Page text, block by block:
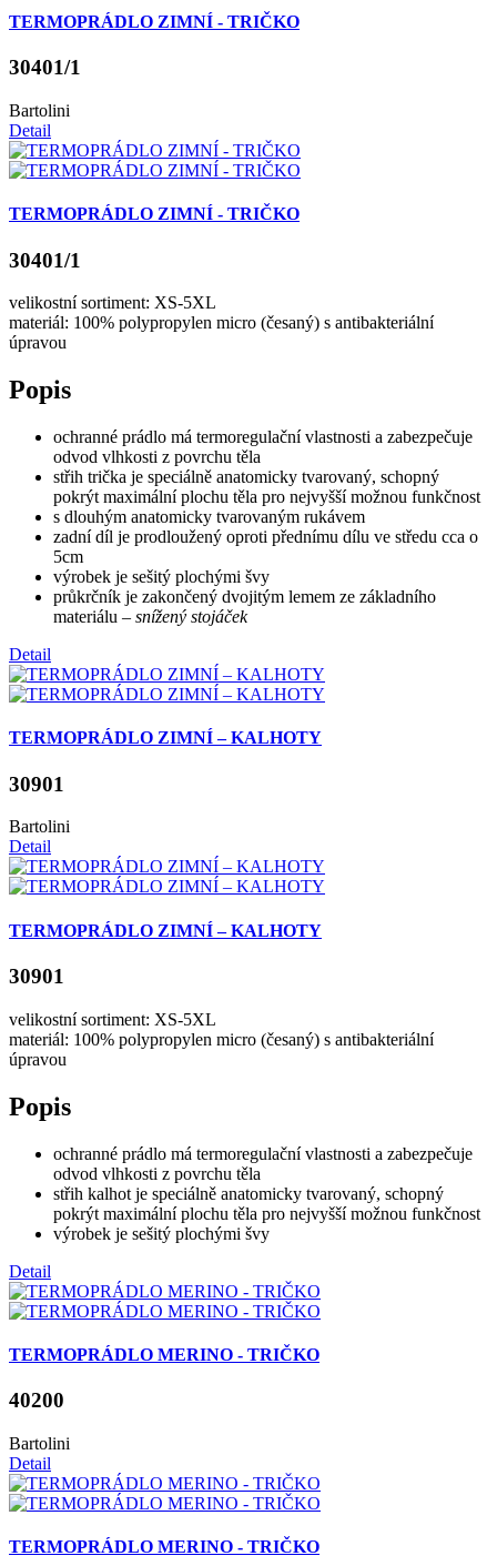
TERMOPRÁDLO ZIMNÍ - TRIČKO
30401/1
Bartolini
Detail
TERMOPRÁDLO ZIMNÍ - TRIČKO
30401/1
velikostní sortiment: XS-5XL
materiál: 100% polypropylen micro (česaný) s antibakteriální
úpravou
Popis
ochranné prádlo má termoregulační vlastnosti a zabezpečuje
odvod vlhkosti z povrchu těla
střih trička je speciálně anatomicky tvarovaný, schopný
pokrýt maximální plochu těla pro nejvyšší možnou funkčnost
s dlouhým anatomicky tvarovaným rukávem
zadní díl je prodloužený oproti přednímu dílu ve středu cca o
5cm
výrobek je sešitý plochými švy
průkrčník je zakončený dvojitým lemem ze základního
materiálu – snížený stojáček
Detail
TERMOPRÁDLO ZIMNÍ – KALHOTY
30901
Bartolini
Detail
TERMOPRÁDLO ZIMNÍ – KALHOTY
30901
velikostní sortiment: XS-5XL
materiál: 100% polypropylen micro (česaný) s antibakteriální
úpravou
Popis
ochranné prádlo má termoregulační vlastnosti a zabezpečuje
odvod vlhkosti z povrchu těla
střih kalhot je speciálně anatomicky tvarovaný, schopný
pokrýt maximální plochu těla pro nejvyšší možnou funkčnost
výrobek je sešitý plochými švy
Detail
TERMOPRÁDLO MERINO - TRIČKO
40200
Bartolini
Detail
TERMOPRÁDLO MERINO - TRIČKO